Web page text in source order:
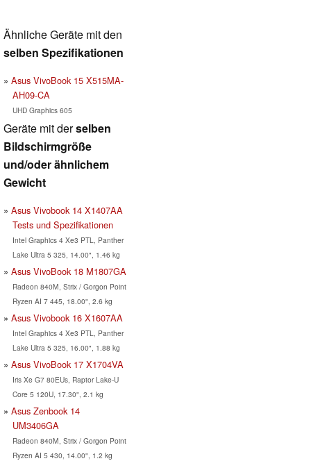
Ähnliche Geräte mit den
selben Spezifikationen
Asus VivoBook 15 X515MA-
AH09-CA
UHD Graphics 605
Geräte mit derselben
Bildschirmgröße
und/oder ähnlichem
Gewicht
Asus Vivobook 14 X1407AA
Tests und Spezifikationen
Intel Graphics 4 Xe3 PTL, Panther
Lake Ultra 5 325, 14.00", 1.46 kg
Asus VivoBook 18 M1807GA
Radeon 840M, Strix / Gorgon Point
Ryzen AI 7 445, 18.00", 2.6 kg
Asus Vivobook 16 X1607AA
Intel Graphics 4 Xe3 PTL, Panther
Lake Ultra 5 325, 16.00", 1.88 kg
Asus VivoBook 17 X1704VA
Iris Xe G7 80EUs, Raptor Lake-U
Core 5 120U, 17.30", 2.1 kg
Asus Zenbook 14
UM3406GA
Radeon 840M, Strix / Gorgon Point
Ryzen AI 5 430, 14.00", 1.2 kg